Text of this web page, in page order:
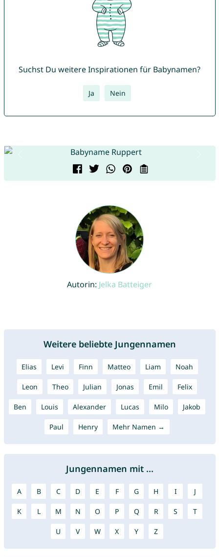
Suchst Du weitere Inspirationen für Babynamen?
Ja Nein
Autorin: Jelka Batteiger
Weitere beliebte Jungennamen
Elias Levi Finn Matteo Liam Noah
Leon Theo Julian Jonas Emil Felix
Ben Louis Alexander Lucas Milo Jakob
Paul Henry Mehr Namen →
Jungennamen mit ...
A B C D E F G H I J
K L M N O P Q R S T
U V W X Y Z